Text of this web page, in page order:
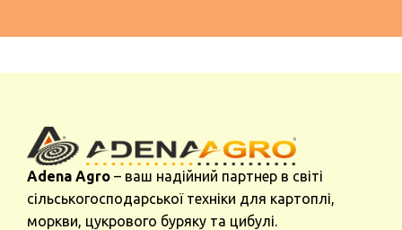
Adena Agro – ваш надійний партнер в світі
сільськогосподарської техніки для картоплі,
моркви, цукрового буряку та цибулі.